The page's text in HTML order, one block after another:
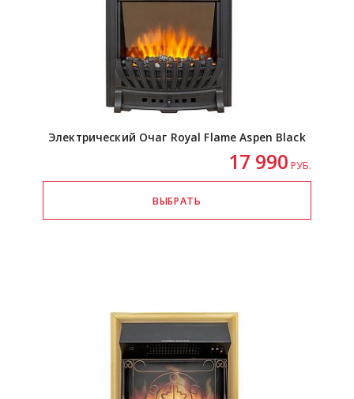
Электрический Очаг Royal Flame Aspen Black
17 990 РУБ.